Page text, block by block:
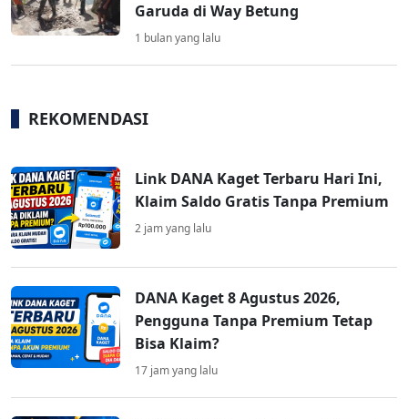
Garuda di Way Betung
1 bulan yang lalu
REKOMENDASI
Link DANA Kaget Terbaru Hari Ini,
Klaim Saldo Gratis Tanpa Premium
2 jam yang lalu
DANA Kaget 8 Agustus 2026,
Pengguna Tanpa Premium Tetap
Bisa Klaim?
17 jam yang lalu